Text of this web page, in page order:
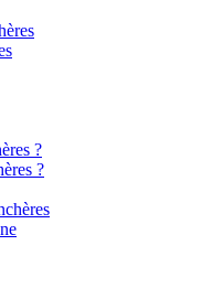
?
?